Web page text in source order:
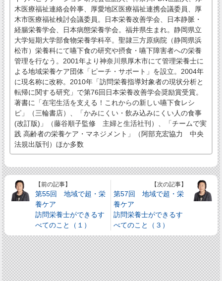
木医療福祉連絡会幹事、厚愛地区医療福祉連携会議委員、厚
木市医療福祉検討会議委員。日本栄養改善学会、日本静脈・
経腸栄養学会、日本病態栄養学会。福井県生まれ。静岡県立
大学短期大学部食物栄養学科卒。聖隷三方原病院（静岡県浜
松市）栄養科にて嚥下食の研究や摂食・嚥下障害者への栄養
管理を行なう。2001年より神奈川県厚木市にて管理栄養士に
よる地域栄養ケア団体「ピーチ・サポート」を設立。2004年
に現名称に改称。2010年「訪問栄養指導対象者の現状分析と
転帰に関する研究」で第76回日本栄養改善学会奨励賞受賞。
著書に「在宅生活を支える！これからの新しい嚥下食レシ
ピ」（三輪書店）、「かみにくい・飲み込みにくい人の食事
(改訂版)」（藤谷順子監修 主婦と生活社刊）、「チームで実
践 高齢者の栄養ケア・マネジメント」（阿部充宏協力 中央
法規出版刊）ほか多数
【前の記事】
第55回 地域で超・栄
養ケア
訪問栄養士ができるす
べてのこと（１）
【次の記事】
第57回 地域で超・栄
養ケア
訪問栄養士ができるす
べてのこと（３）